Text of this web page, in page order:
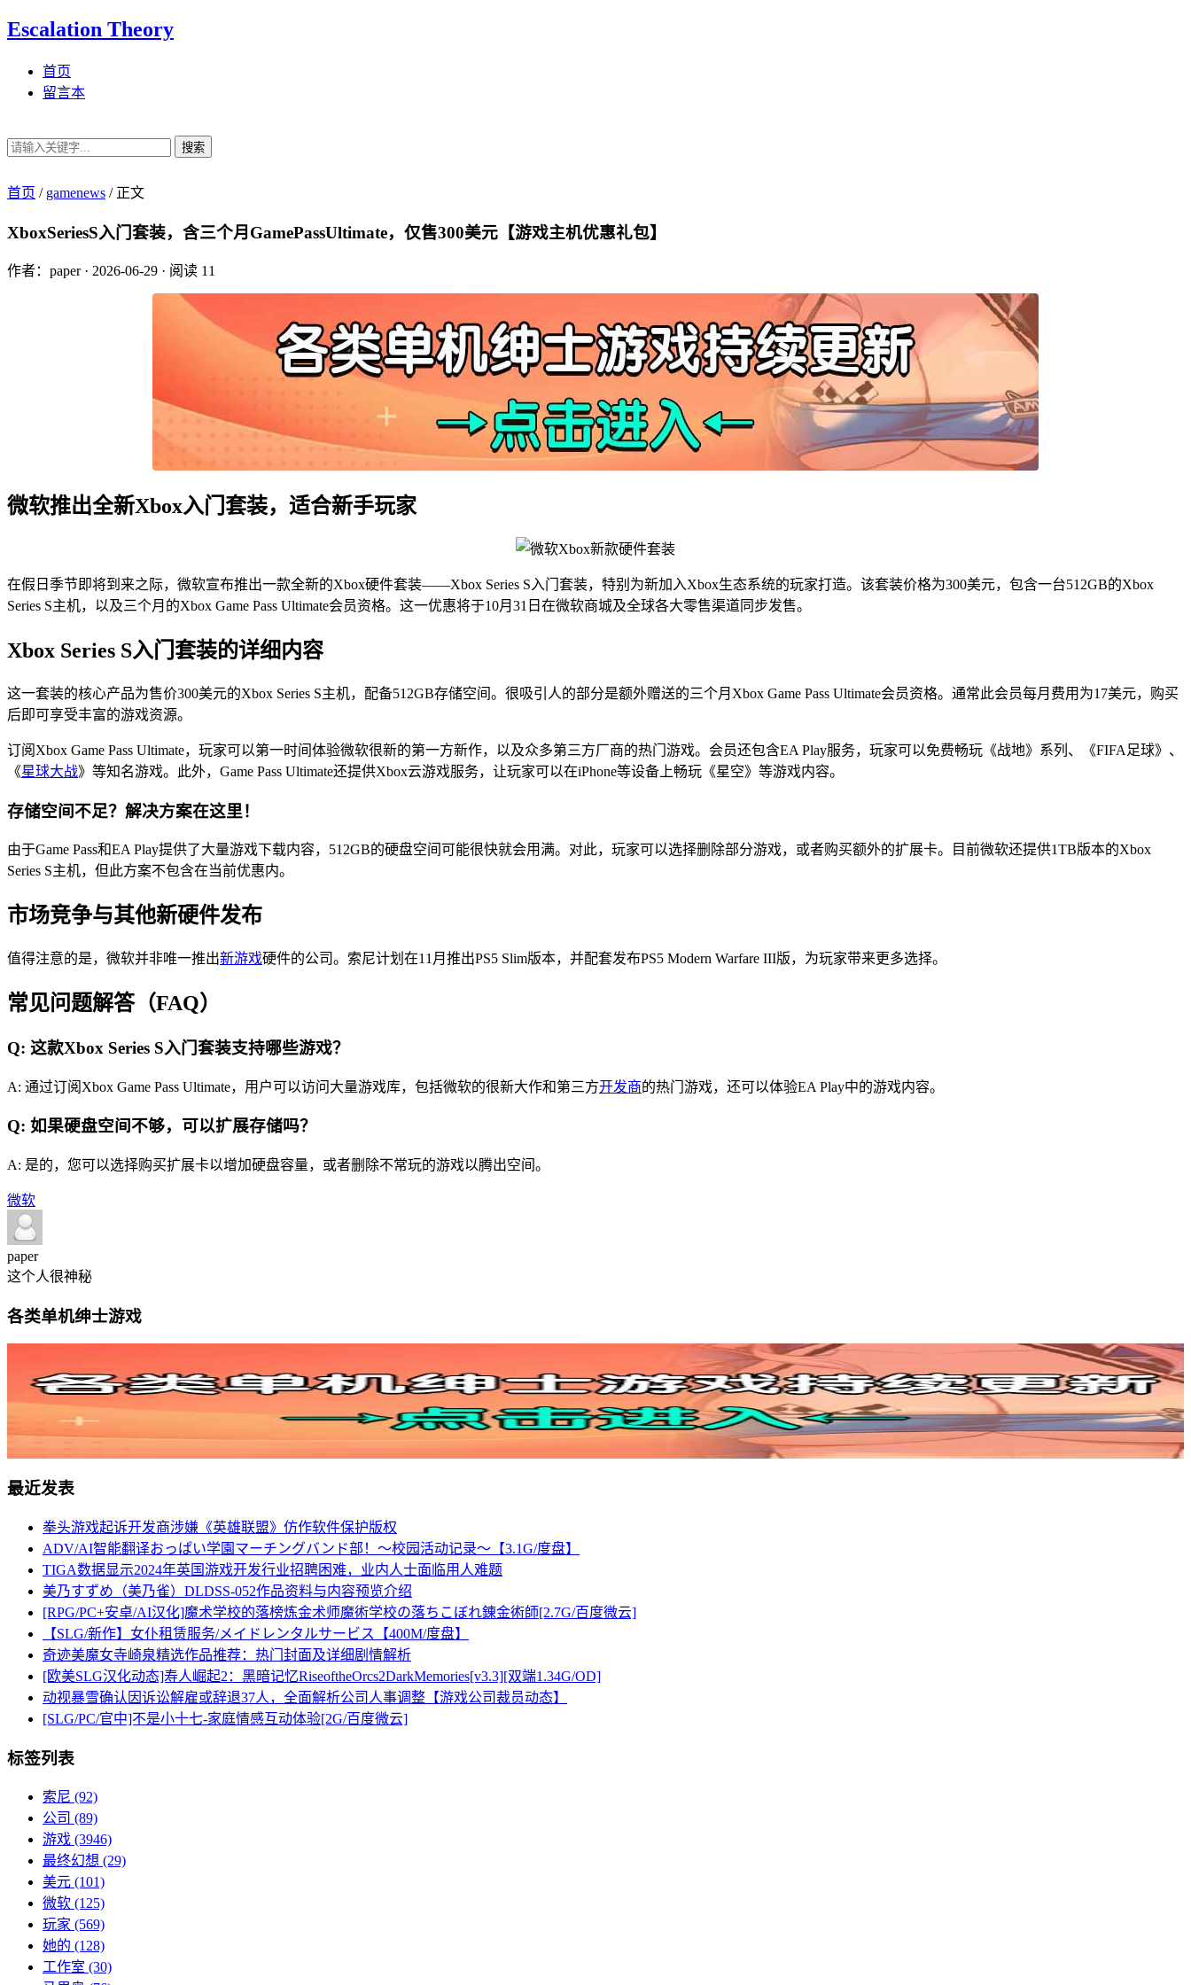
Escalation Theory
首页
留言本
搜索
首页 / gamenews /正文
XboxSeriesS入门套装，含三个月GamePassUltimate，仅售300美元【游戏主机优惠礼包】
作者：paper· 2026-06-29 · 阅读 11
微软推出全新Xbox入门套装，适合新手玩家
在假日季节即将到来之际，微软宣布推出一款全新的Xbox硬件套装——Xbox Series S入门套装，特别为新加入Xbox生态系统的玩家打造。该套装价格为300美元，包含一台512GB的Xbox
Series S主机，以及三个月的Xbox Game Pass Ultimate会员资格。这一优惠将于10月31日在微软商城及全球各大零售渠道同步发售。
Xbox Series S入门套装的详细内容
这一套装的核心产品为售价300美元的Xbox Series S主机，配备512GB存储空间。很吸引人的部分是额外赠送的三个月Xbox Game Pass Ultimate会员资格。通常此会员每月费用为17美元，购买
后即可享受丰富的游戏资源。
订阅Xbox Game Pass Ultimate，玩家可以第一时间体验微软很新的第一方新作，以及众多第三方厂商的热门游戏。会员还包含EA Play服务，玩家可以免费畅玩《战地》系列、《FIFA足球》、
《星球大战》等知名游戏。此外，Game Pass Ultimate还提供Xbox云游戏服务，让玩家可以在iPhone等设备上畅玩《星空》等游戏内容。
存储空间不足？解决方案在这里！
由于Game Pass和EA Play提供了大量游戏下载内容，512GB的硬盘空间可能很快就会用满。对此，玩家可以选择删除部分游戏，或者购买额外的扩展卡。目前微软还提供1TB版本的Xbox
Series S主机，但此方案不包含在当前优惠内。
市场竞争与其他新硬件发布
值得注意的是，微软并非唯一推出新游戏硬件的公司。索尼计划在11月推出PS5 Slim版本，并配套发布PS5 Modern Warfare III版，为玩家带来更多选择。
常见问题解答（FAQ）
Q: 这款Xbox Series S入门套装支持哪些游戏？
A: 通过订阅Xbox Game Pass Ultimate，用户可以访问大量游戏库，包括微软的很新大作和第三方开发商的热门游戏，还可以体验EA Play中的游戏内容。
Q: 如果硬盘空间不够，可以扩展存储吗？
A: 是的，您可以选择购买扩展卡以增加硬盘容量，或者删除不常玩的游戏以腾出空间。
微软
paper
这个人很神秘
各类单机绅士游戏
最近发表
拳头游戏起诉开发商涉嫌《英雄联盟》仿作软件保护版权
ADV/AI智能翻译おっぱい学園マーチングバンド部！～校园活动记录～【3.1G/度盘】
TIGA数据显示2024年英国游戏开发行业招聘困难，业内人士面临用人难题
美乃すずめ（美乃雀）DLDSS-052作品资料与内容预览介绍
[RPG/PC+安卓/AI汉化]魔术学校的落榜炼金术师魔術学校の落ちこぼれ錬金術師[2.7G/百度微云]
【SLG/新作】女仆租赁服务/メイドレンタルサービス【400M/度盘】
奇迹美魔女寺崎泉精选作品推荐：热门封面及详细剧情解析
[欧美SLG汉化动态]寿人崛起2：黑暗记忆RiseoftheOrcs2DarkMemories[v3.3][双端1.34G/OD]
动视暴雪确认因诉讼解雇或辞退37人，全面解析公司人事调整【游戏公司裁员动态】
[SLG/PC/官中]不是小十七-家庭情感互动体验[2G/百度微云]
标签列表
索尼 (92)
公司 (89)
游戏 (3946)
最终幻想 (29)
美元 (101)
微软 (125)
玩家 (569)
她的 (128)
工作室 (30)